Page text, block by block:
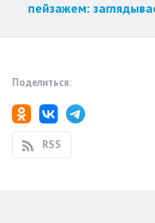
пейзажем:
Поделиться:
RSS